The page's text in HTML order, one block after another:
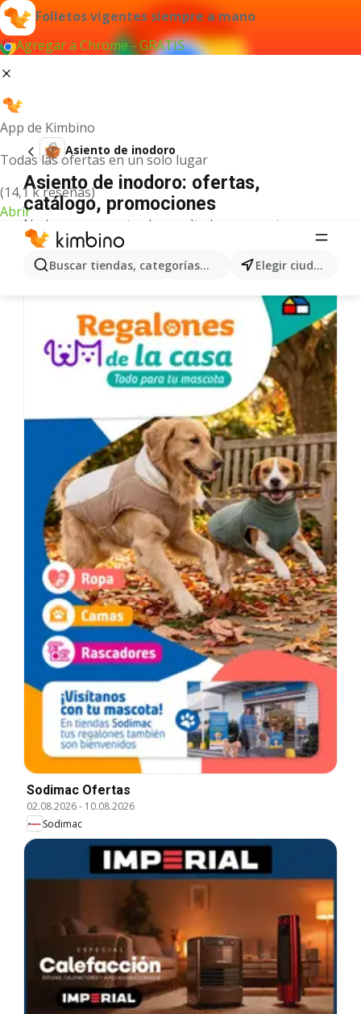
Folletos vigentes siempre a mano
Agregar a Chrome - GRATIS
App de Kimbino
Todas las ofertas en un solo lugar
(14,1 k reseñas)
Abrir
Buscar tiendas, categorías, productos... Elegir ciudad
Asiento de inodoro
Asiento de inodoro: ofertas,
catálogo, promociones
No hemos encontrado resultados para este
término.
Más ofertas en la categoría
Sodimac Ofertas
02.08.2026- 10.08.2026
Sodimac